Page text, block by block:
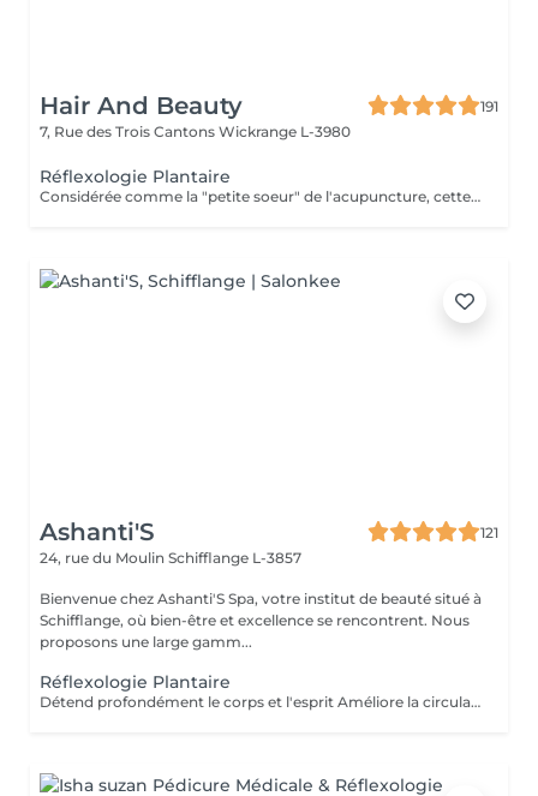
Hair And Beauty
191
7, Rue des Trois Cantons Wickrange L-3980
Réflexologie Plantaire
Considérée comme la "petite soeur" de l'acupuncture, cette thérapie en médecine parallèle a pour but la prévention de la maladie, de malaises et de soulager sinon éradiquer les problèmes existants. Elle permet une approche différente et complémentaire de la médecine allopathique. Elle permet un traitement de fond. Les pressions, respirations agissent sur toutes les fonctions et organes du corps tout entier. Pour tous âges à "Consommer sans modération"
Ashanti'S
121
24, rue du Moulin Schifflange L-3857
Bienvenue chez Ashanti'S Spa, votre institut de beauté situé à
Schifflange, où bien-être et excellence se rencontrent. Nous
proposons une large gamm...
Réflexologie Plantaire
Détend profondément le corps et l'esprit Améliore la circulation sanguine et lymphatique Aide à éliminer les tensions et les blocages énergétiques Renforce le système immunitaire Idéal pour : se ressourcer, apaiser le mental et réharmoniser le corps naturellement